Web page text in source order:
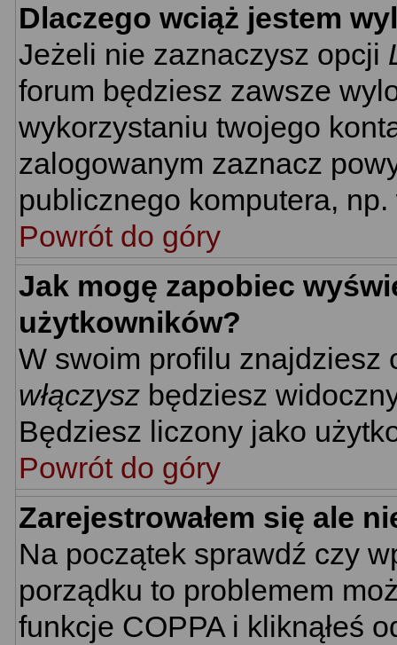
Dlaczego wciąż jestem
Jeżeli nie zaznaczysz opcji
forum będziesz zawsze
wykorzystaniu twojego
zalogowanym zaznacz
publicznego komputera,
Powrót do góry
Jak mogę zapobiec
użytkowników?
W swoim profilu znajdziesz
włączysz będziesz
Będziesz liczony jako
Powrót do góry
Zarejestrowałem się ale
Na początek sprawdź czy
porządku to problemem
funkcje COPPA i kliknąłeś